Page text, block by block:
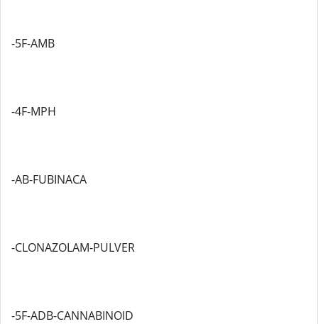
-5F-AMB
-4F-MPH
-AB-FUBINACA
-CLONAZOLAM-PULVER
-5F-ADB-CANNABINOID